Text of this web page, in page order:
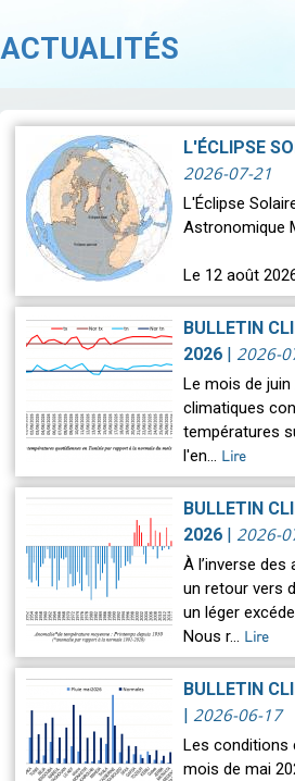
ACTUALITÉS
L'ÉCLIPSE
2026-07-21
L'Éclipse
Astronomique
Le 12 août
BULLETIN
2026 | 2026-
Le mois de
climatiques
températures
l'en… Lire
BULLETIN
2026 | 2026-
À l’inverse
un retour vers
un léger
Nous r… Lire
BULLETIN
| 2026-06-17
Les conditions
mois de mai